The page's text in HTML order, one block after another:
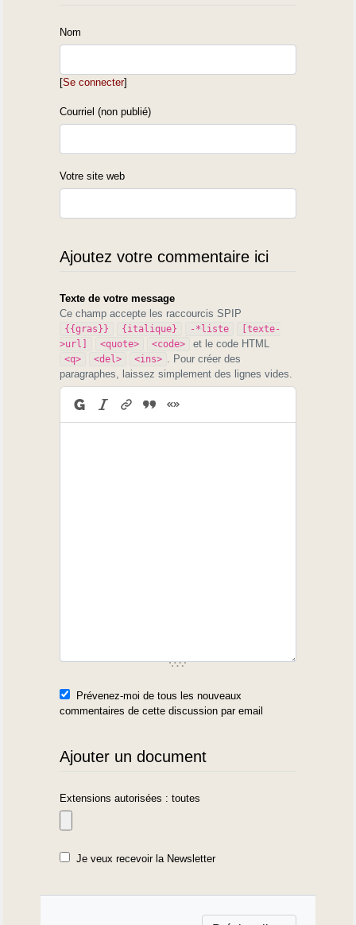
Nom
[Se connecter]
Courriel (non publié)
Votre site web
Ajoutez votre commentaire ici
Texte de votre message
Ce champ accepte les raccourcis SPIP
{{gras}} {italique} -*liste
[texte-
>url]
<quote> <code> et le code HTML
<q> <del> <ins>
. Pour créer des
paragraphes, laissez simplement des lignes vides.
Prévenez-moi de tous les nouveaux
commentaires de cette discussion par email
Ajouter un document
Extensions autorisées : toutes
Je veux recevoir la Newsletter